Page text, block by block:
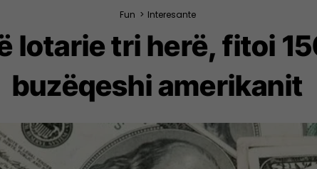
Fun > Interesante
lotarie tri herë, fitoi
buzëqeshi amerikanit